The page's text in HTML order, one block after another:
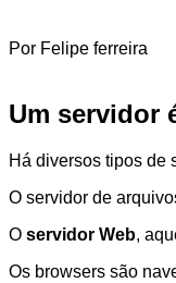
Por Felipe ferreira
Um servidor
Há diversos tipos de
O servidor de
O servidor Web,
Os browsers são